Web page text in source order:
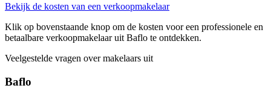
Bekijk de kosten van een verkoopmakelaar
Klik op bovenstaande knop om de kosten voor een professionele en
betaalbare verkoopmakelaar uit Baflo te ontdekken.
Veelgestelde vragen over makelaars uit
Baflo